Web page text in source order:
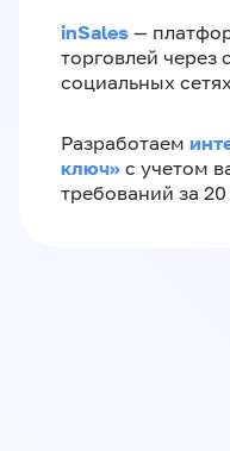
inSales —
торговлей через
социальных
Разработаем
ключ»‎ с учетом
требований за